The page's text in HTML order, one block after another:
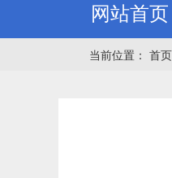
网站首页
当前位置： 首页